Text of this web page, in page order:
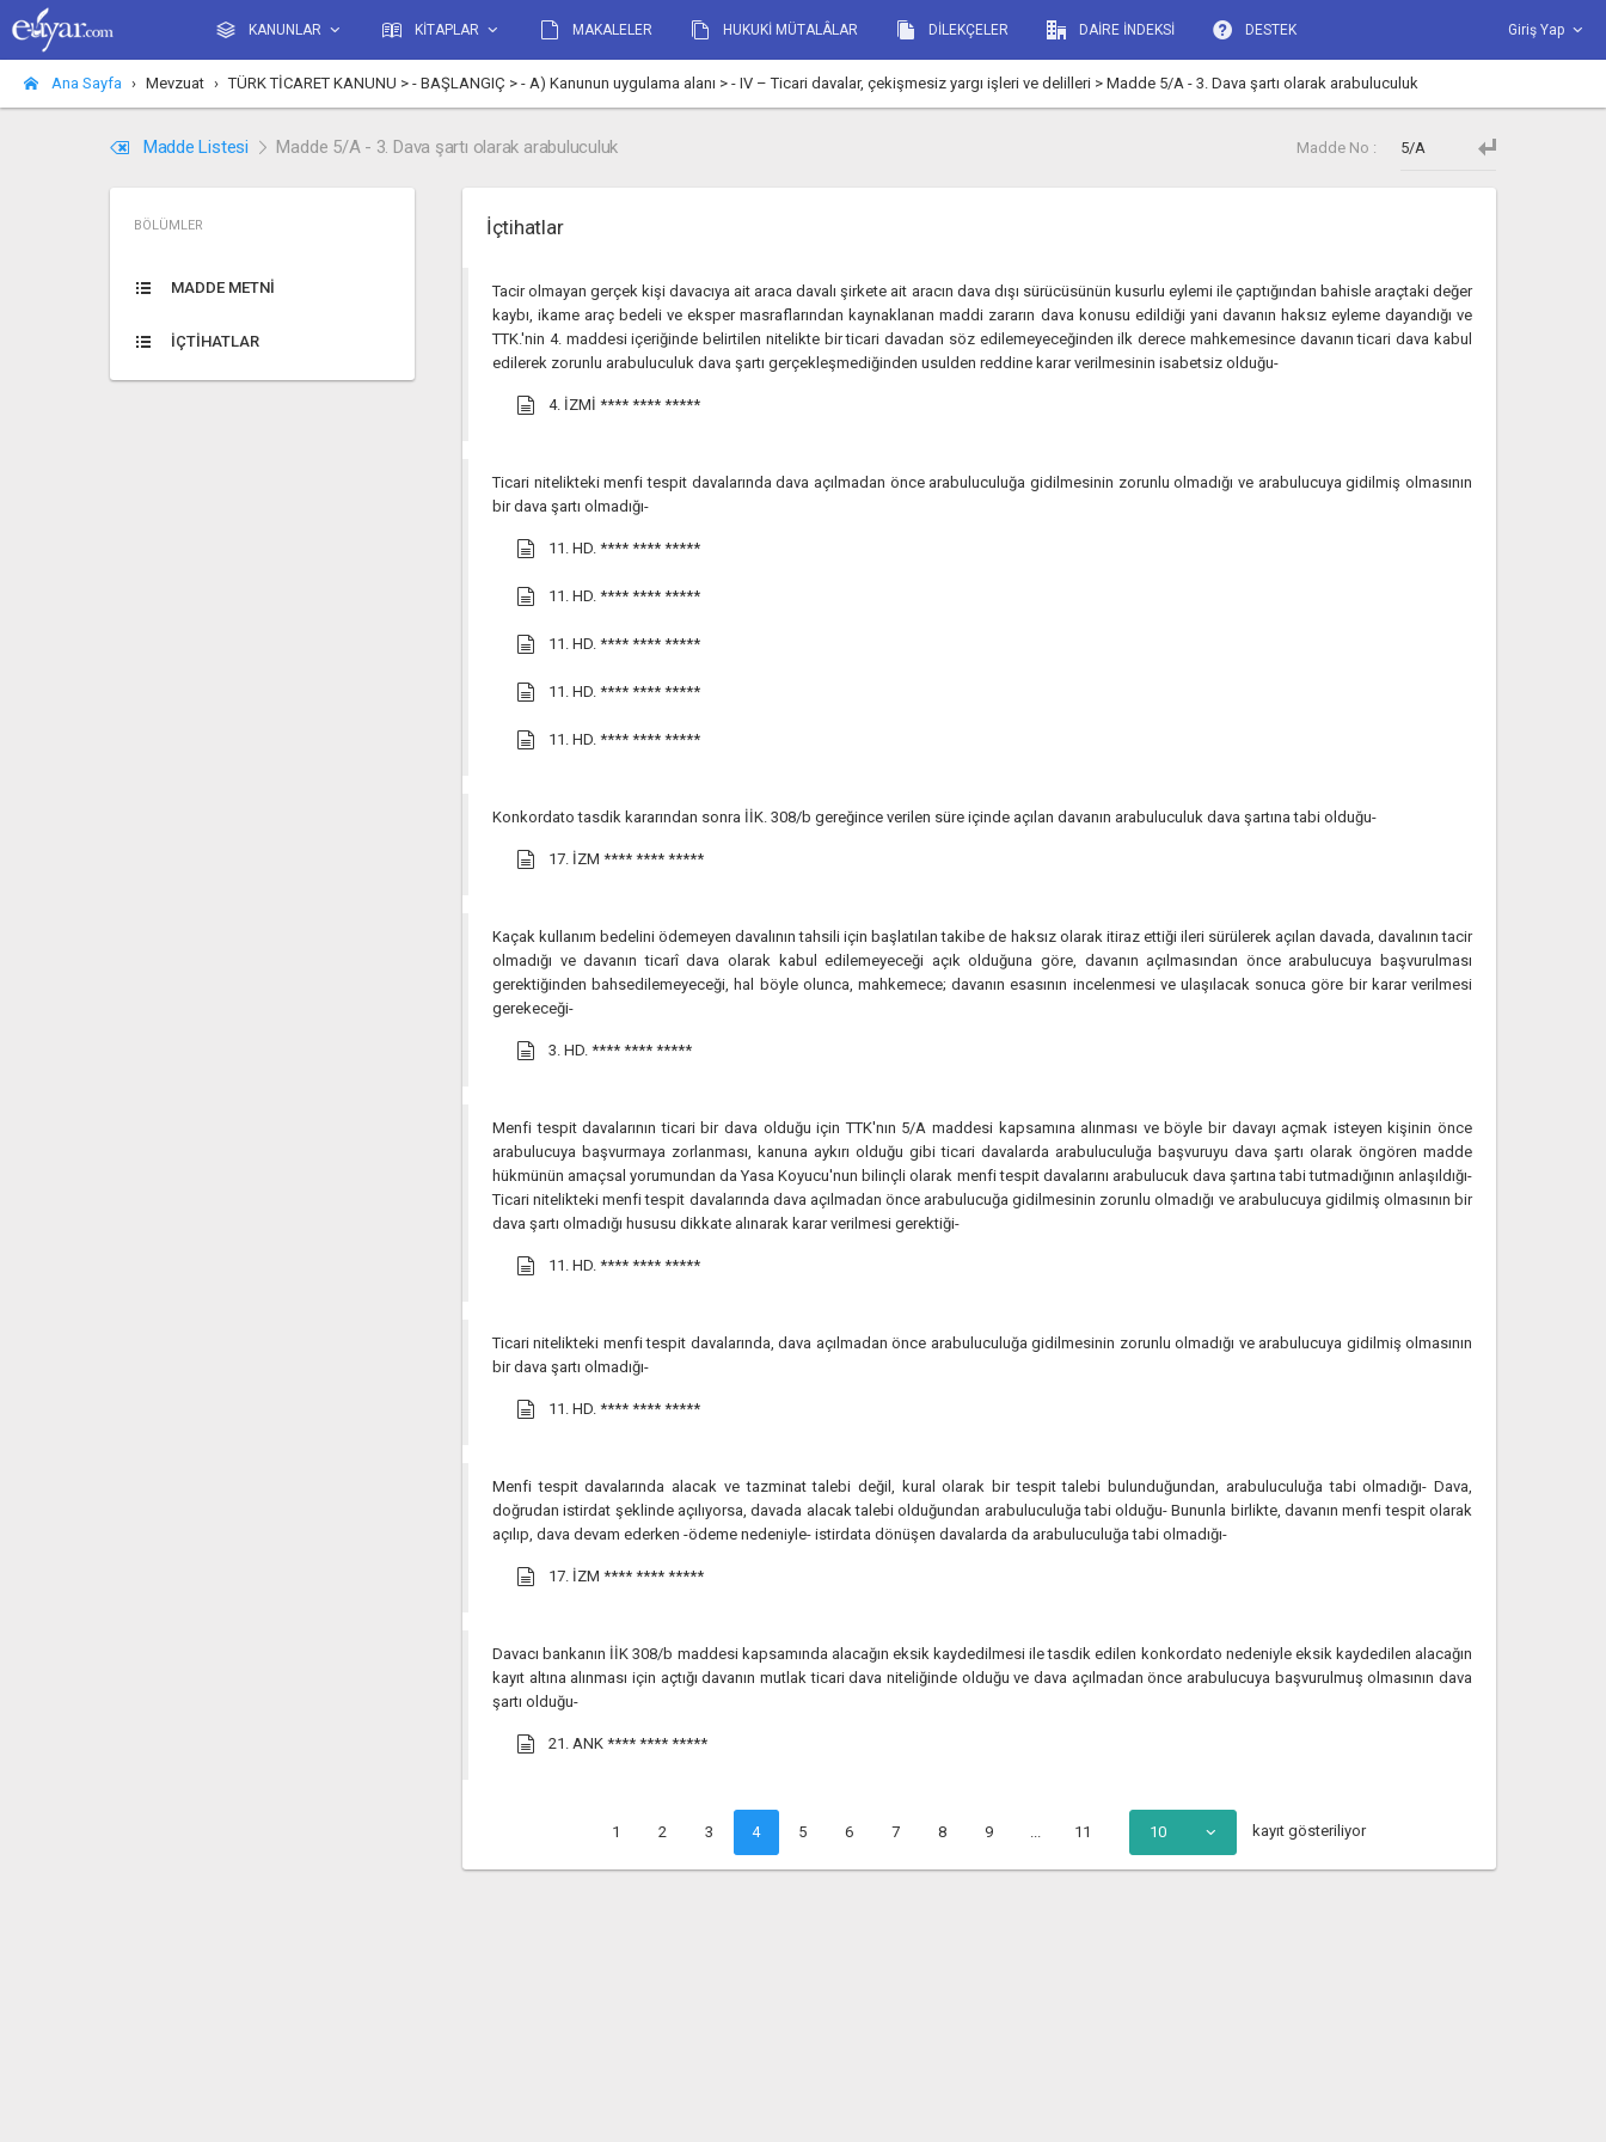
KANUNLAR KİTAPLAR MAKALELER HUKUKİ MÜTALÂLAR DİLEKÇELER DAİRE İNDEKSİ DESTEK Giriş Yap
Ana Sayfa Mevzuat TÜRK TİCARET KANUNU > - BAŞLANGIÇ > - A) Kanunun uygulama alanı > - IV – Ticari davalar, çekişmesiz yargı işleri ve delilleri > Madde 5/A - 3. Dava şartı olarak arabuluculuk
Madde Listesi Madde 5/A - 3. Dava şartı olarak arabuluculuk Madde No :
BÖLÜMLER
MADDE METNİ
İÇTİHATLAR
İçtihatlar
Tacir olmayan gerçek kişi davacıya ait araca davalı şirkete ait aracın dava dışı sürücüsünün kusurlu eylemi ile çaptığından bahisle araçtaki değer
kaybı, ikame araç bedeli ve eksper masraflarından kaynaklanan maddi zararın dava konusu edildiği yani davanın haksız eyleme dayandığı ve
TTK.'nin 4. maddesi içeriğinde belirtilen nitelikte bir ticari davadan söz edilemeyeceğinden ilk derece mahkemesince davanın ticari dava kabul
edilerek zorunlu arabuluculuk dava şartı gerçekleşmediğinden usulden reddine karar verilmesinin isabetsiz olduğu-
4. İZMİ **** **** *****
Ticari nitelikteki menfi tespit davalarında dava açılmadan önce arabuluculuğa gidilmesinin zorunlu olmadığı ve arabulucuya gidilmiş olmasının
bir dava şartı olmadığı-
11. HD. **** **** *****
11. HD. **** **** *****
11. HD. **** **** *****
11. HD. **** **** *****
11. HD. **** **** *****
Konkordato tasdik kararından sonra İİK. 308/b gereğince verilen süre içinde açılan davanın arabuluculuk dava şartına tabi olduğu-
17. İZM **** **** *****
Kaçak kullanım bedelini ödemeyen davalının tahsili için başlatılan takibe de haksız olarak itiraz ettiği ileri sürülerek açılan davada, davalının tacir
olmadığı ve davanın ticarî dava olarak kabul edilemeyeceği açık olduğuna göre, davanın açılmasından önce arabulucuya başvurulması
gerektiğinden bahsedilemeyeceği, hal böyle olunca, mahkemece; davanın esasının incelenmesi ve ulaşılacak sonuca göre bir karar verilmesi
gerekeceği-
3. HD. **** **** *****
Menfi tespit davalarının ticari bir dava olduğu için TTK'nın 5/A maddesi kapsamına alınması ve böyle bir davayı açmak isteyen kişinin önce
arabulucuya başvurmaya zorlanması, kanuna aykırı olduğu gibi ticari davalarda arabuluculuğa başvuruyu dava şartı olarak öngören madde
hükmünün amaçsal yorumundan da Yasa Koyucu'nun bilinçli olarak menfi tespit davalarını arabulucuk dava şartına tabi tutmadığının anlaşıldığı-
Ticari nitelikteki menfi tespit davalarında dava açılmadan önce arabulucuğa gidilmesinin zorunlu olmadığı ve arabulucuya gidilmiş olmasının bir
dava şartı olmadığı hususu dikkate alınarak karar verilmesi gerektiği-
11. HD. **** **** *****
Ticari nitelikteki menfi tespit davalarında, dava açılmadan önce arabuluculuğa gidilmesinin zorunlu olmadığı ve arabulucuya gidilmiş olmasının
bir dava şartı olmadığı-
11. HD. **** **** *****
Menfi tespit davalarında alacak ve tazminat talebi değil, kural olarak bir tespit talebi bulunduğundan, arabuluculuğa tabi olmadığı- Dava,
doğrudan istirdat şeklinde açılıyorsa, davada alacak talebi olduğundan arabuluculuğa tabi olduğu- Bununla birlikte, davanın menfi tespit olarak
açılıp, dava devam ederken -ödeme nedeniyle- istirdata dönüşen davalarda da arabuluculuğa tabi olmadığı-
17. İZM **** **** *****
Davacı bankanın İİK 308/b maddesi kapsamında alacağın eksik kaydedilmesi ile tasdik edilen konkordato nedeniyle eksik kaydedilen alacağın
kayıt altına alınması için açtığı davanın mutlak ticari dava niteliğinde olduğu ve dava açılmadan önce arabulucuya başvurulmuş olmasının dava
şartı olduğu-
21. ANK **** **** *****
1 2 3 4 5 6 7 8 9 ... 11 10 kayıt gösteriliyor